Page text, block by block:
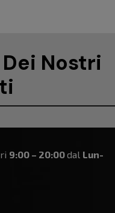
Nostri
9:00 – 20:00dal Lun-